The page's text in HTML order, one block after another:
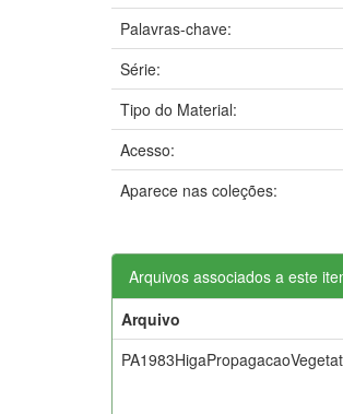
Palavras-chave:
Série:
Tipo do Material:
Acesso:
Aparece nas coleções:
Arquivos associados a este
Arquivo